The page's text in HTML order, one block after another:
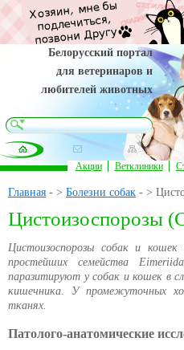
Белорусский портал
для ветеринаров и
любителей животных
Главная - > Болезни собак - >
Цистоизоспорозы
Цистоизоспорозы собак и кошек
простейших семейства
паразитируют у собак и кошек в
кишечника. У промежуточных
тканях.
Патолого-анатомические
Акции Ветклиники